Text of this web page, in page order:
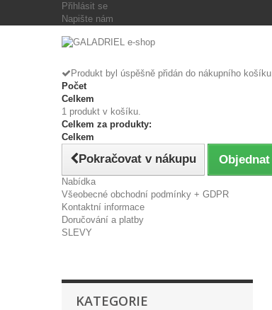
Přihlásit se
Napište nám
Produkt byl úspěšně přidán do nákupního košíku
Počet
Celkem
1 produkt v košíku.
Celkem za produkty:
Celkem
Pokračovat v nákupu Objednat
Nabídka
Všeobecné obchodní podmínky + GDPR
Kontaktní informace
Doručování a platby
SLEVY
KATEGORIE